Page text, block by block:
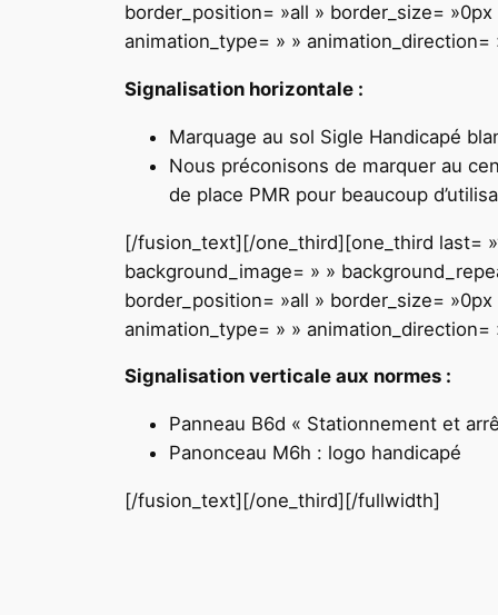
border_position= »all » border_size=
animation_type= » »
Signalisation horizontale :
Marquage au sol Sigle Handicapé
Nous préconisons de marquer au
de place PMR pour beaucoup
[/fusion_text][/one_third][one_third last=
background_image= » »
border_position= »all » border_size=
animation_type= » »
Signalisation verticale aux normes :
Panneau B6d « Stationnement et
Panonceau M6h : logo handicapé
[/fusion_text][/one_third][/fullwidth]